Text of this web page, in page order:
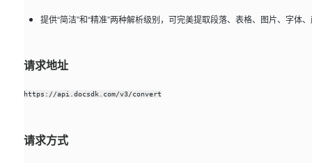
提供“简洁”和“精准”两种解析级别，可完美提取段落、表格、图片、字体、
请求地址
https://api.docsdk.com/v3/convert
请求方式